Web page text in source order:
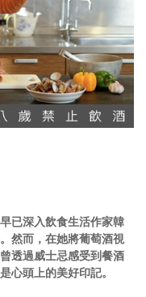
已深入飲食生活作家韓
然而，在她將葡萄酒視
透過威士忌感受到餐酒
心頭上的美好印記。